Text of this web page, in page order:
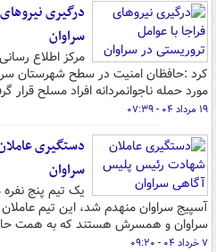
درگیری
سراوان
مرکز اطلاع
کرد :حافظان امنیت در سطح شهرستان
مورد حمله ناجوانمردانه افراد مسلح قرار
۱۹ مرداد ۰۴ - ۰۷:۳۹
دستگیری
سراوان
یک تیم پنج
آسپیج سراوان منهدم شد، این تیم
سراوان و همسرش هستند که به همت
۷ خرداد ۰۴ - ۰۹:۲۰